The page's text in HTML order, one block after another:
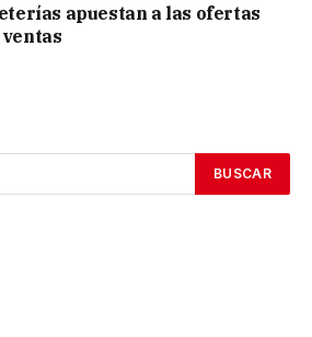
apuestan a las ofertas